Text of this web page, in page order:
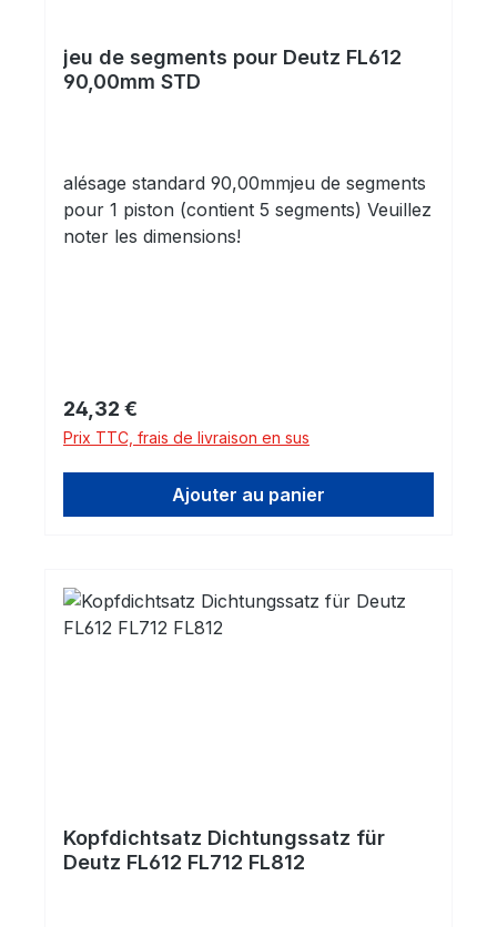
jeu de segments pour Deutz FL612
90,00mm STD
alésage standard 90,00mmjeu de segments
pour 1 piston (contient 5 segments) Veuillez
noter les dimensions!
Prix régulier :
24,32 €
Prix TTC, frais de livraison en sus
Ajouter au panier
Kopfdichtsatz Dichtungssatz für
Deutz FL612 FL712 FL812